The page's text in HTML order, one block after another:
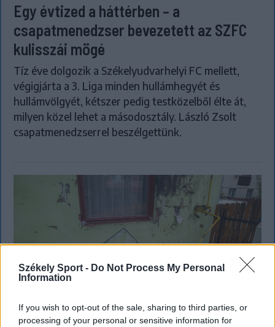
Székely Sport - Do Not Process My Personal
Information
If you wish to opt-out of the sale, sharing to third parties, or
processing of your personal or sensitive information for
Egy évtized a háttérben – a
csapatmenedzser bevezetett az SZFC
kulisszái mögé
Tíz éve dolgozik a Székelyudvarhelyi FC mellett,
végigjárta a 3. Liga minden hullámhegyét és
hullámvölgyét, kétszer pedig testközelből élte át,
milyen közel lehet a másodosztály. László Zsolt
csapatmenedzserrel beszélgettünk.